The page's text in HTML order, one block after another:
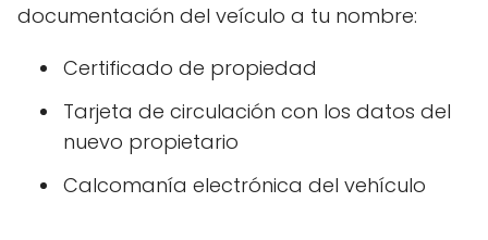
documentación del veículo a tu nombre:
Certificado de propiedad
Tarjeta de circulación con los datos del
nuevo propietario
Calcomanía electrónica del vehículo